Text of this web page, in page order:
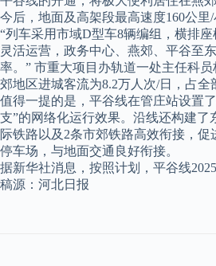
今后，地面及高架段最高速度160公里
“列车采用市域D型车8辆编组，横排
灵活运营， 政务中心、燕郊、平谷至
率。 ” 市重大项目办轨道一处主任科员
郊地区进城客流为8.2万人次/日，占全
值得一提的是，平谷线在管庄站设置
支”的网络化运行效果。沿线还构建
际铁路以及2条市郊铁路高效衔接，
停车场，与地面交通良好衔接。
据新华社消息， 按照计划，平谷线
稿源：河北日报